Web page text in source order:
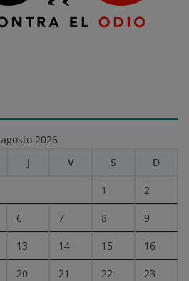
agosto 2026
J V S D
1 2
6 7 8 9
13 14 15 16
20 21 22 23